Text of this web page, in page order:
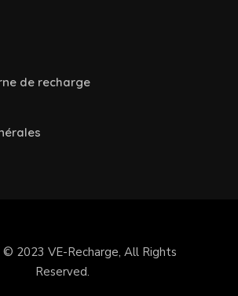
de recharge
© 2023 VE-Recharge, All Rights
Reserved.